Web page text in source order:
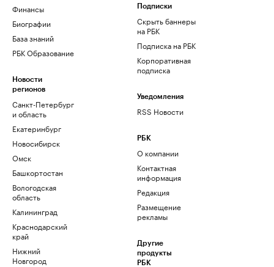
Финансы
Биографии
База знаний
РБК Образование
Новости
регионов
Санкт-Петербург
и область
Екатеринбург
Новосибирск
Омск
Башкортостан
Вологодская
область
Калининград
Краснодарский
край
Нижний
Новгород
Подписки
Скрыть баннеры
на РБК
Подписка на РБК
Корпоративная
подписка
Уведомления
RSS Новости
РБК
О компании
Контактная
информация
Редакция
Размещение
рекламы
Другие
продукты
РБК